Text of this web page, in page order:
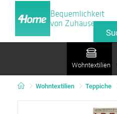
Bequemlichkeit
von Zuhause
Wohntextilien
Wohntextilien Teppiche